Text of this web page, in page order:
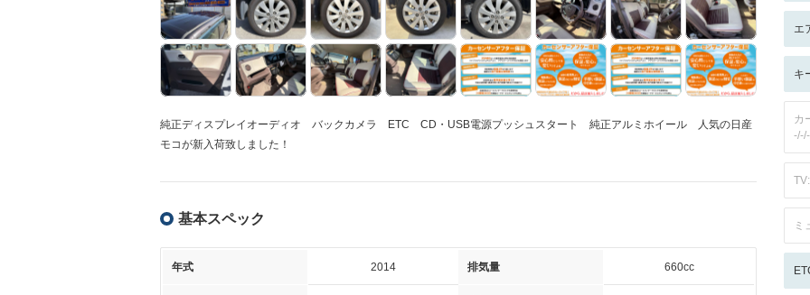
純正ディスプレイオーディオ バックカメラ ETC CD・USB電源プッシュスタート 純正アルミホイール 人気の日産
モコが新入荷致しました！
基本スペック
年式 2014 排気量 660cc
エ
キ
カ
ミ